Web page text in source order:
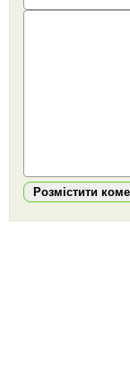
Розмістити